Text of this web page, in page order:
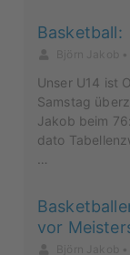
Basketball:
Unser U14 ist
Samstag
Jakob beim
dato
vor